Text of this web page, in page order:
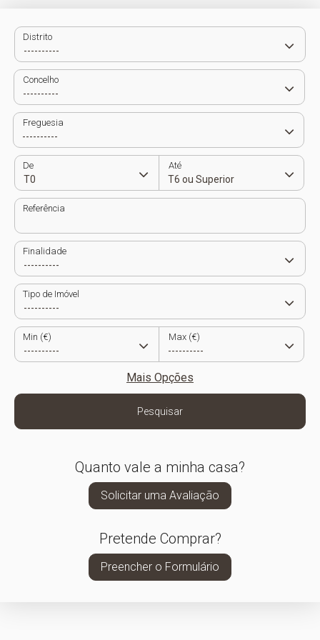
Distrito
Concelho
Freguesia
De Até
Referência
Finalidade
Tipo de Imóvel
Min (€) Max (€)
Mais Opções
Pesquisar
Quanto vale a minha casa?
Solicitar uma Avaliação
Pretende Comprar?
Preencher o Formulário